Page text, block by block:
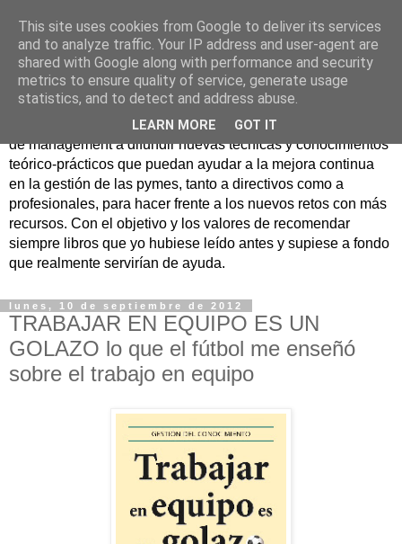
Nuevo Viernes - Nuevo
Libro
Nace con la misión de ayudar mediante la lectura de libros
de management a difundir nuevas técnicas y conocimientos
teórico-prácticos que puedan ayudar a la mejora continua
en la gestión de las pymes, tanto a directivos como a
profesionales, para hacer frente a los nuevos retos con más
recursos. Con el objetivo y los valores de recomendar
siempre libros que yo hubiese leído antes y supiese a fondo
que realmente servirían de ayuda.
lunes, 10 de septiembre de 2012
TRABAJAR EN EQUIPO ES UN
GOLAZO lo que el fútbol me enseñó
sobre el trabajo en equipo
This site uses cookies from Google to deliver its services
and to analyze traffic. Your IP address and user-agent are
shared with Google along with performance and security
metrics to ensure quality of service, generate usage
statistics, and to detect and address abuse.
LEARN MORE GOT IT